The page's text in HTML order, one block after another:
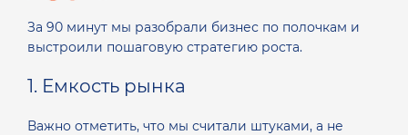
За 90 минут мы разобрали бизнес по полочкам и
выстроили пошаговую стратегию роста.
1. Емкость рынка
Важно отметить, что мы считали штуками, а не